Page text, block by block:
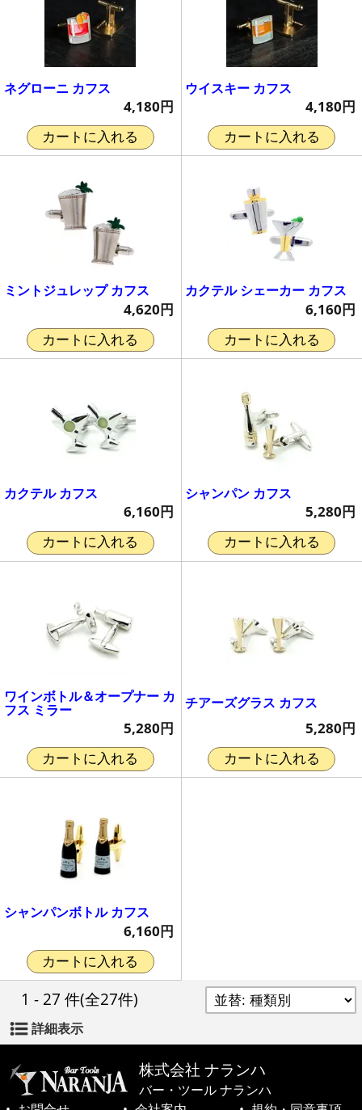
ネグローニ カフス
4,180円
カートに入れる
ウイスキー カフス
4,180円
カートに入れる
ミントジュレップ カフス
4,620円
カートに入れる
カクテル シェーカー カフス
6,160円
カートに入れる
カクテル カフス
6,160円
カートに入れる
シャンパン カフス
5,280円
カートに入れる
ワインボトル＆オープナー カ
フス ミラー
5,280円
カートに入れる
チアーズグラス カフス
5,280円
カートに入れる
シャンパンボトル カフス
6,160円
カートに入れる
1 - 27 件(全27件)
詳細表示
株式会社 ナランハ
バー・ツール ナランハ